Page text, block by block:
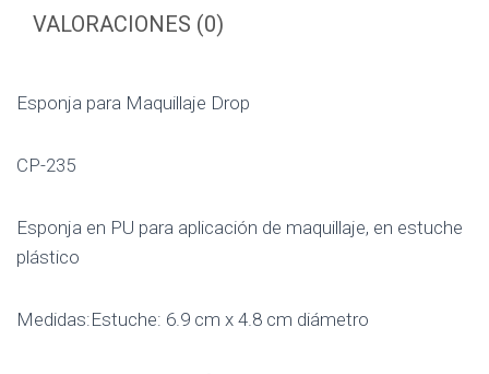
VALORACIONES (0)
Esponja para Maquillaje Drop
CP-235
Esponja en PU para aplicación de maquillaje, en estuche
plástico
Medidas:Estuche: 6.9 cm x 4.8 cm diámetro